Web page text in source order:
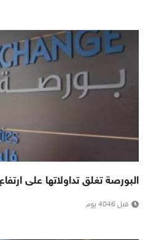
البورصة تغلق تداولاتها على ارتفاع
قبل 4046 يوم